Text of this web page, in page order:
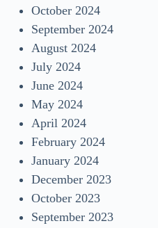
October 2024
September 2024
August 2024
July 2024
June 2024
May 2024
April 2024
February 2024
January 2024
December 2023
October 2023
September 2023